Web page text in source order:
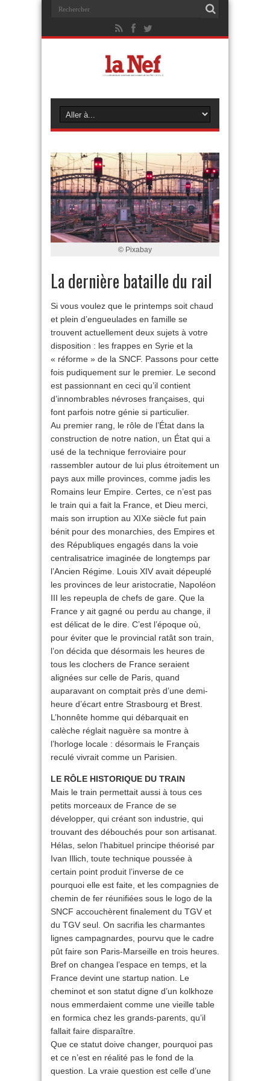
© Pixabay
La dernière bataille du rail
Si vous voulez que le printemps soit chaud
et plein d’engueulades en famille se
trouvent actuellement deux sujets à votre
disposition : les frappes en Syrie et la
« réforme » de la SNCF. Passons pour cette
fois pudiquement sur le premier. Le second
est passionnant en ceci qu’il contient
d’innombrables névroses françaises, qui
font parfois notre génie si particulier.
Au premier rang, le rôle de l’État dans la
construction de notre nation, un État qui a
usé de la technique ferroviaire pour
rassembler autour de lui plus étroitement un
pays aux mille provinces, comme jadis les
Romains leur Empire. Certes, ce n’est pas
le train qui a fait la France, et Dieu merci,
mais son irruption au XIXe siècle fut pain
bénit pour des monarchies, des Empires et
des Républiques engagés dans la voie
centralisatrice imaginée de longtemps par
l’Ancien Régime. Louis XIV avait dépeuplé
les provinces de leur aristocratie, Napoléon
III les repeupla de chefs de gare. Que la
France y ait gagné ou perdu au change, il
est délicat de le dire. C’est l’époque où,
pour éviter que le provincial ratât son train,
l’on décida que désormais les heures de
tous les clochers de France seraient
alignées sur celle de Paris, quand
auparavant on comptait près d’une demi-
heure d’écart entre Strasbourg et Brest.
L’honnête homme qui débarquait en
calèche réglait naguère sa montre à
l’horloge locale : désormais le Français
reculé vivrait comme un Parisien.
LE RÔLE HISTORIQUE DU TRAIN
Mais le train permettait aussi à tous ces
petits morceaux de France de se
développer, qui créant son industrie, qui
trouvant des débouchés pour son artisanat.
Hélas, selon l’habituel principe théorisé par
Ivan Illich, toute technique poussée à
certain point produit l’inverse de ce
pourquoi elle est faite, et les compagnies de
chemin de fer réunifiées sous le logo de la
SNCF accouchèrent finalement du TGV et
du TGV seul. On sacrifia les charmantes
lignes campagnardes, pourvu que le cadre
pût faire son Paris-Marseille en trois heures.
Bref on changea l’espace en temps, et la
France devint une startup nation. Le
cheminot et son statut digne d’un kolkhoze
nous emmerdaient comme une vieille table
en formica chez les grands-parents, qu’il
fallait faire disparaître.
Que ce statut doive changer, pourquoi pas
et ce n’est en réalité pas le fond de la
question. La vraie question est celle d’une